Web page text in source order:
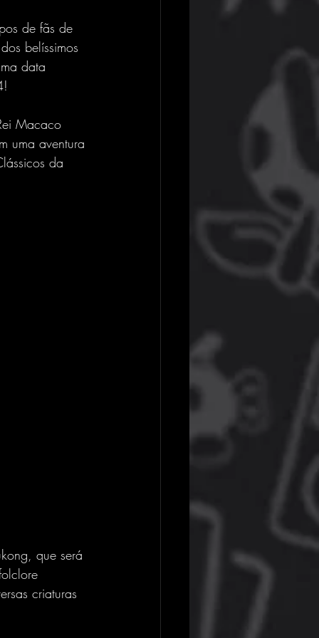
de fãs de
belíssimos
data
Macaco
uma aventura
da
que será
criaturas